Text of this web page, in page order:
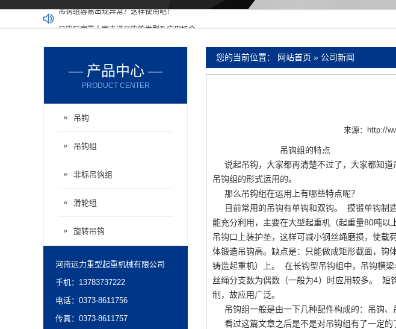
重型吊钩可以在哪些领域中使用呢？
您的当前位置： 网站首页 » 公司新闻
来源： http://
吊钩组的特点
说起吊钩，大家都再清楚不过了，大家都知道
吊钩组的形式运用的。
那么吊钩组在运用上有哪些特点呢？
目前常用的吊钩有单钩和双钩。 摸锻单钩制
能充分利用，主要在大型起重机（起重量80吨
吊钩口上装护垫，这样可减小钢丝绳磨损，使载
体锻造吊钩高。缺点是：只能做成矩形截面，钩
铸造起重机）上。 在长钩型吊钩组中，吊钩横
丝绳分支数为偶数（一般为4）时应用较多。 短
制，故应用广泛。
吊钩组一般是由一下几种配件构成的：吊钩、
看过这篇文章之后是不是对吊钩组有了一定的
— 产品中心 —
PRODUCT CENTER
吊钩
吊钩组
非标吊钩组
滑轮组
旋转吊钩
河南远力重型起重机械有限公司
手机：13783737222
电话：0373-8611756
传真：0373-8611757